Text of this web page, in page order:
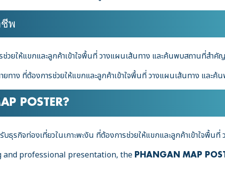
พ
ช่วยให้แขกและลูกค้าเข้าใจพื้นที่ วางแผนเส้นทาง และค้นพบสถานที่สำคั
ายทาง ที่ต้องการช่วยให้แขกและลูกค้าเข้าใจพื้นที่ วางแผนเส้นทาง และ
POSTER?
รับธุรกิจท่องเที่ยวในเกาะพะงัน ที่ต้องการช่วยให้แขกและลูกค้าเข้าใจพื้
professional presentation, the PHANGAN MAP